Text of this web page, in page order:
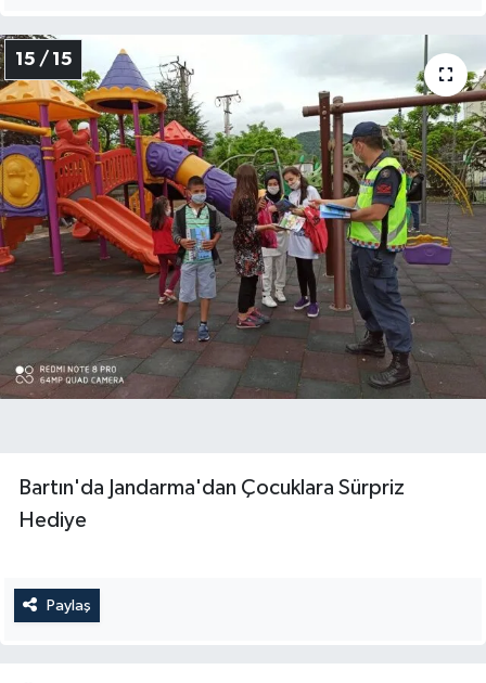
15 / 15
Bartın'da Jandarma'dan Çocuklara Sürpriz
Hediye
Paylaş